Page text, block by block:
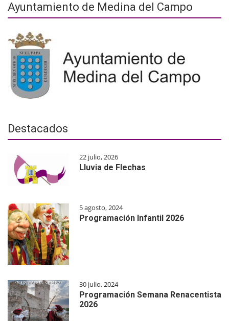
Ayuntamiento de Medina del Campo
Destacados
22 julio, 2026
Lluvia de Flechas
5 agosto, 2024
Programación Infantil 2026
30 julio, 2024
Programación Semana Renacentista
2026